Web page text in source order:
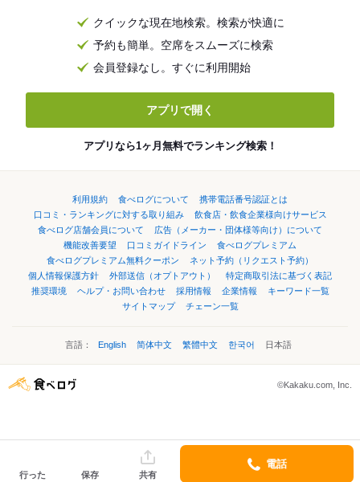
クイックな現在地検索。検索が快適に
予約も簡単。空席をスムーズに検索
会員登録なし。すぐに利用開始
アプリで開く
アプリなら1ヶ月無料でランキング検索！
利用規約 食べログについて
携帯電話番号認証とは
口コミ・ランキングに対する取り組み
飲食店・飲食企業様向けサービス
食べログ店舗会員について
広告（メーカー・団体様等向け）について
機能改善要望
口コミガイドライン
食べログプレミアム
食べログプレミアム無料クーポン
ネット予約（リクエスト予約）
個人情報保護方針
外部送信（オプトアウト）
特定商取引法に基づく表記
推奨環境
ヘルプ・お問い合わせ 採用情報 企業情報
キーワード一覧
サイトマップ
チェーン一覧
言語： English 简体中文 繁體中文 한국어 日本語
©Kakaku.com, Inc.
行った 保存 共有
電話